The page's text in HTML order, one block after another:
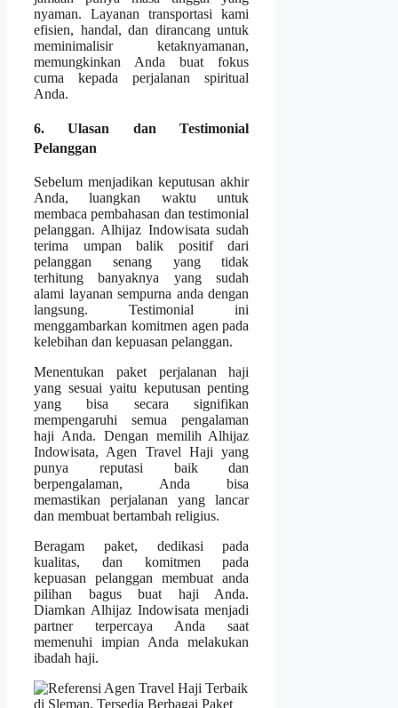
nyaman. Layanan transportasi kami
efisien, handal, dan dirancang untuk
meminimalisir ketaknyamanan,
memungkinkan Anda buat fokus
cuma kepada perjalanan spiritual
Anda.
6. Ulasan dan Testimonial
Pelanggan
Sebelum menjadikan keputusan akhir
Anda, luangkan waktu untuk
membaca pembahasan dan testimonial
pelanggan. Alhijaz Indowisata sudah
terima umpan balik positif dari
pelanggan senang yang tidak
terhitung banyaknya yang sudah
alami layanan sempurna anda dengan
langsung. Testimonial ini
menggambarkan komitmen agen pada
kelebihan dan kepuasan pelanggan.
Menentukan paket perjalanan haji
yang sesuai yaitu keputusan penting
yang bisa secara signifikan
mempengaruhi semua pengalaman
haji Anda. Dengan memilih Alhijaz
Indowisata, Agen Travel Haji yang
punya reputasi baik dan
berpengalaman, Anda bisa
memastikan perjalanan yang lancar
dan membuat bertambah religius.
Beragam paket, dedikasi pada
kualitas, dan komitmen pada
kepuasan pelanggan membuat anda
pilihan bagus buat haji Anda.
Diamkan Alhijaz Indowisata menjadi
partner terpercaya Anda saat
memenuhi impian Anda melakukan
ibadah haji.